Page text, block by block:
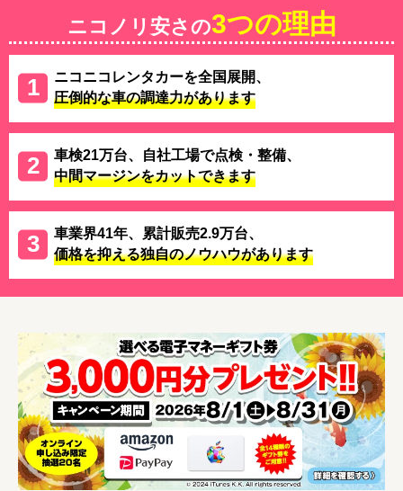
ニコノリ安さの3つの理由
ニコニコレンタカーを全国展開、
圧倒的な車の調達力があります
車検21万台、自社工場で点検・整備、
中間マージンをカットできます
車業界41年、累計販売2.9万台、
価格を抑える独自のノウハウがあります